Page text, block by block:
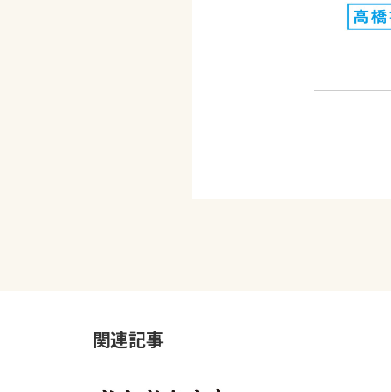
関連記事